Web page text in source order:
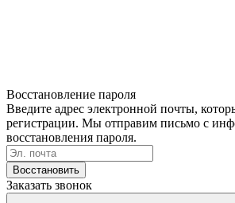
Восстановление пароля
Введите адрес электронной почты,
регистрации. Мы отправим письмо с
восстановления пароля.
Восстановить
Заказать звонок